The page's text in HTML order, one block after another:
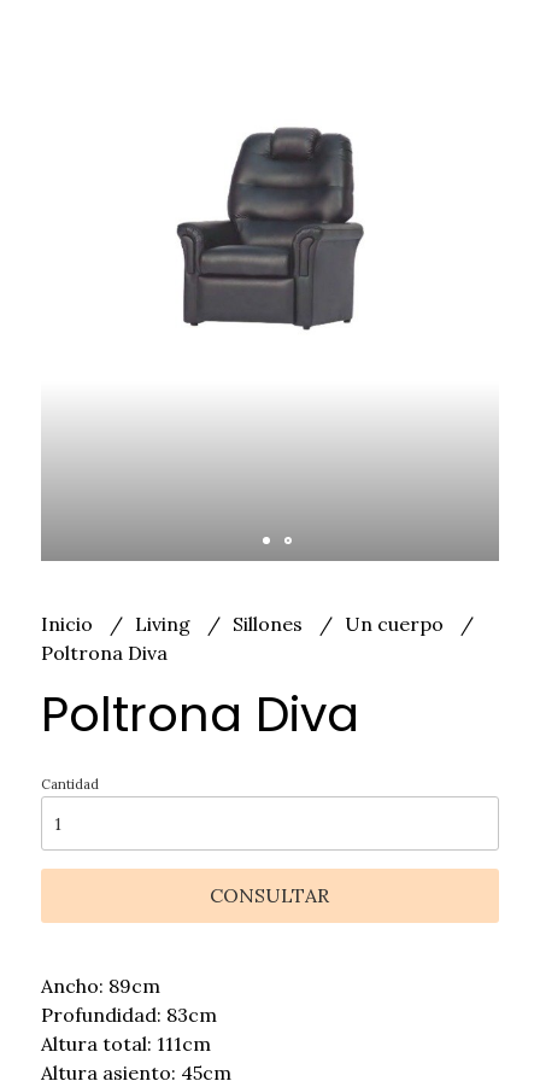
Inicio Living Sillones
Un cuerpo
Poltrona Diva
Poltrona Diva
Cantidad
CONSULTAR
Ancho: 89cm
Profundidad: 83cm
Altura total: 111cm
Altura asiento: 45cm